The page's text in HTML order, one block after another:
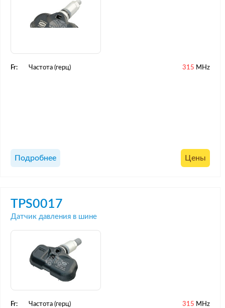
Fr: Частота (герц) 315 MHz
Подробнее Цены
TPS0017
Датчик давления в шине
Fr: Частота (герц) 315 MHz